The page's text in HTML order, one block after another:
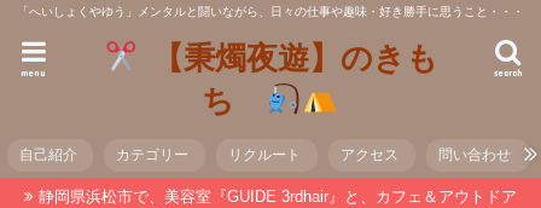
「へいしょくやゆう」メンタルと闘いながら、日々の仕事や趣味・好き勝手に思うこと・・・
【秉燭夜遊】のきも
ち
search
menu
自己紹介 カテゴリー リクルート アクセス 問い合わせ
静岡県浜松市で、美容室『GUIDE 3rdhair』と、カフェ＆アウトドア